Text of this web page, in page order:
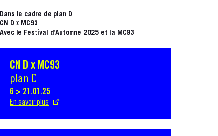
Dans le cadre de plan D
CN D x MC93
Avec le Festival d’Automne 2025 et la MC93
CN D x MC93
plan D
6 > 21.01.25
En savoir plus
S'ouvre dans une nouvelle fenêtre